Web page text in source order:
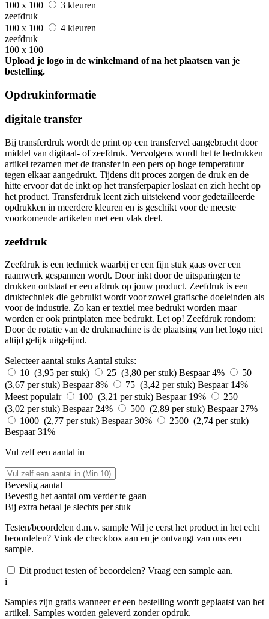
100 x 100
3 kleuren
zeefdruk
100 x 100
4 kleuren
zeefdruk
100 x 100
Upload je logo in de winkelmand of na het plaatsen van je
bestelling.
Opdrukinformatie
digitale transfer
Bij transferdruk wordt de print op een transfervel aangebracht door
middel van digitaal- of zeefdruk. Vervolgens wordt het te bedrukken
artikel tezamen met de transfer in een pers op hoge temperatuur
tegen elkaar aangedrukt. Tijdens dit proces zorgen de druk en de
hitte ervoor dat de inkt op het transferpapier loslaat en zich hecht op
het product. Transferdruk leent zich uitstekend voor gedetailleerde
opdrukken in meerdere kleuren en is geschikt voor de meeste
voorkomende artikelen met een vlak deel.
zeefdruk
Zeefdruk is een techniek waarbij er een fijn stuk gaas over een
raamwerk gespannen wordt. Door inkt door de uitsparingen te
drukken ontstaat er een afdruk op jouw product. Zeefdruk is een
druktechniek die gebruikt wordt voor zowel grafische doeleinden als
voor de industrie. Zo kan er textiel mee bedrukt worden maar
worden er ook printplaten mee bedrukt. Let op! Zeefdruk rondom:
Door de rotatie van de drukmachine is de plaatsing van het logo niet
altijd gelijk uitgelijnd.
Selecteer aantal stuksAantal stuks:
10 (3,95 per stuk)
25 (3,80 per stuk) Bespaar 4%
50
(3,67 per stuk) Bespaar 8% 75 (3,42 per stuk) Bespaar 14%
Meest populair
100 (3,21 per stuk) Bespaar 19%
250
(3,02 per stuk) Bespaar 24% 500 (2,89 per stuk) Bespaar 27%
1000 (2,77 per stuk) Bespaar 30%
2500 (2,74 per stuk)
Bespaar 31%
Vul zelf een aantal in
Bevestig aantal
Bevestig het aantal om verder te gaan
Bij extra betaal je slechts per stuk
Testen/beoordelen d.m.v. sample Wil je eerst het product in het echt
beoordelen? Vink de checkbox aan en je ontvangt van ons een
sample.
Dit product testen of beoordelen? Vraag een sample aan.
i
Samples zijn gratis wanneer er een bestelling wordt geplaatst van het
artikel. Samples worden geleverd zonder opdruk.